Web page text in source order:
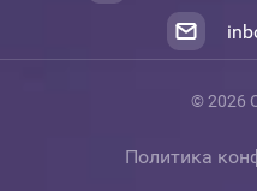
© 2026
Политика